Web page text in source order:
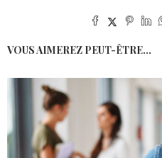
VOUS AIMEREZ PEUT-ÊTRE...